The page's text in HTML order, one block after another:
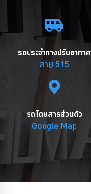
รถประจำทางปรับอากาศ
สาย 515
รถโดยสารส่วนตัว
Google Map